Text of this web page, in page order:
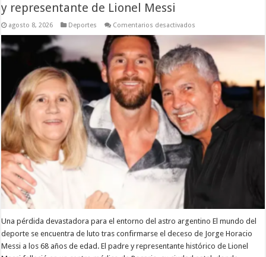
y representante de Lionel Messi
agosto 8, 2026 Deportes Comentarios desactivados
el
fútbol
por
el
fallecimiento
del
padre
y
representante
de
Lionel
Messi
Una pérdida devastadora para el entorno del astro argentino El mundo del
deporte se encuentra de luto tras confirmarse el deceso de Jorge Horacio
Messi a los 68 años de edad. El padre y representante histórico de Lionel